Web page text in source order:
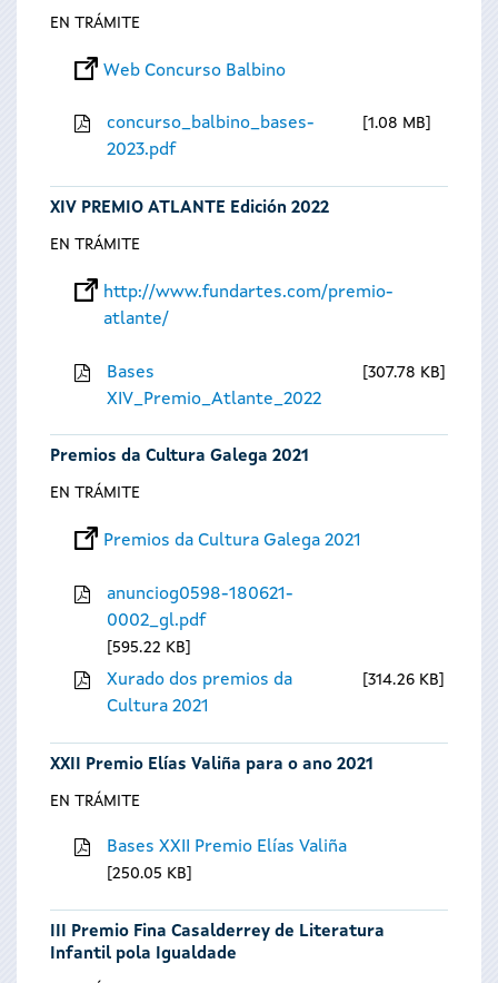
EN TRÁMITE
Web Concurso Balbino
concurso_balbino_bases-
2023.pdf
1.08 MB
XIV PREMIO ATLANTE Edición 2022
EN TRÁMITE
http://www.fundartes.com/premio-
atlante/
Bases
XIV_Premio_Atlante_2022
307.78 KB
Premios da Cultura Galega 2021
EN TRÁMITE
Premios da Cultura Galega 2021
anunciog0598-180621-
0002_gl.pdf
595.22 KB
Xurado dos premios da
Cultura 2021
314.26 KB
XXII Premio Elías Valiña para o ano 2021
EN TRÁMITE
Bases XXII Premio Elías Valiña
250.05 KB
III Premio Fina Casalderrey de Literatura
Infantil pola Igualdade